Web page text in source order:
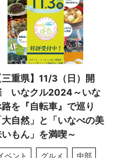
三重県】11/3（日）開
いなクル2024～いな
を『自転車』で巡り
大自然」と「いなべの美
もん」を満喫～
ベント グルメ 中部